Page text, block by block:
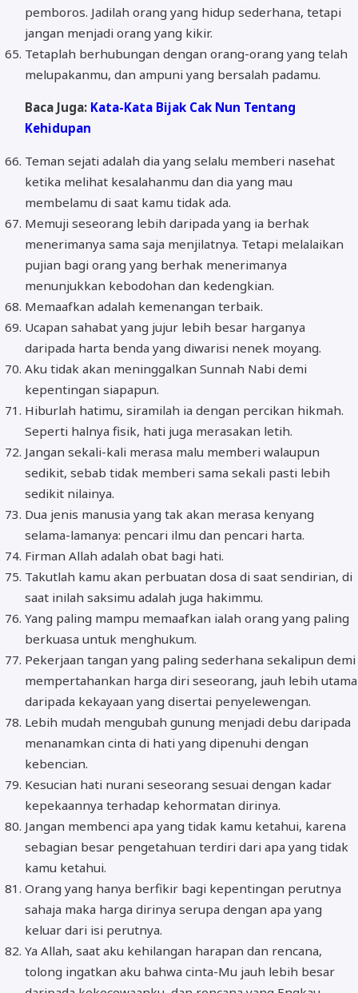
pemboros. Jadilah orang yang hidup sederhana, tetapi
jangan menjadi orang yang kikir.
Tetaplah berhubungan dengan orang-orang yang telah
melupakanmu, dan ampuni yang bersalah padamu.
Baca Juga: Kata-Kata Bijak Cak Nun Tentang
Kehidupan
Teman sejati adalah dia yang selalu memberi nasehat
ketika melihat kesalahanmu dan dia yang mau
membelamu di saat kamu tidak ada.
Memuji seseorang lebih daripada yang ia berhak
menerimanya sama saja menjilatnya. Tetapi melalaikan
pujian bagi orang yang berhak menerimanya
menunjukkan kebodohan dan kedengkian.
Memaafkan adalah kemenangan terbaik.
Ucapan sahabat yang jujur lebih besar harganya
daripada harta benda yang diwarisi nenek moyang.
Aku tidak akan meninggalkan Sunnah Nabi demi
kepentingan siapapun.
Hiburlah hatimu, siramilah ia dengan percikan hikmah.
Seperti halnya fisik, hati juga merasakan letih.
Jangan sekali-kali merasa malu memberi walaupun
sedikit, sebab tidak memberi sama sekali pasti lebih
sedikit nilainya.
Dua jenis manusia yang tak akan merasa kenyang
selama-lamanya: pencari ilmu dan pencari harta.
Firman Allah adalah obat bagi hati.
Takutlah kamu akan perbuatan dosa di saat sendirian, di
saat inilah saksimu adalah juga hakimmu.
Yang paling mampu memaafkan ialah orang yang paling
berkuasa untuk menghukum.
Pekerjaan tangan yang paling sederhana sekalipun demi
mempertahankan harga diri seseorang, jauh lebih utama
daripada kekayaan yang disertai penyelewengan.
Lebih mudah mengubah gunung menjadi debu daripada
menanamkan cinta di hati yang dipenuhi dengan
kebencian.
Kesucian hati nurani seseorang sesuai dengan kadar
kepekaannya terhadap kehormatan dirinya.
Jangan membenci apa yang tidak kamu ketahui, karena
sebagian besar pengetahuan terdiri dari apa yang tidak
kamu ketahui.
Orang yang hanya berfikir bagi kepentingan perutnya
sahaja maka harga dirinya serupa dengan apa yang
keluar dari isi perutnya.
Ya Allah, saat aku kehilangan harapan dan rencana,
tolong ingatkan aku bahwa cinta-Mu jauh lebih besar